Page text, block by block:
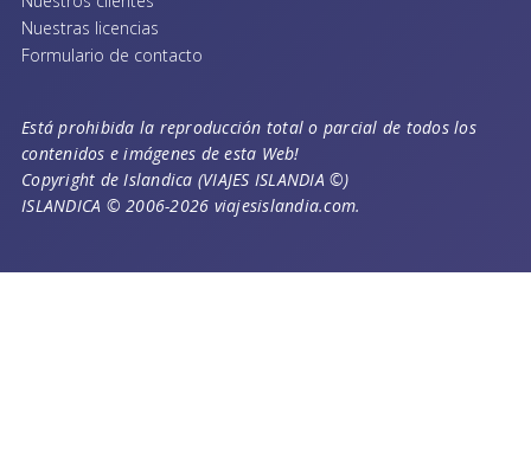
Nuestras licencias
Formulario de contacto
Está prohibida la reproducción total o parcial de todos los
contenidos e imágenes de esta Web!
Copyright de Islandica (VIAJES ISLANDIA ©)
ISLANDICA © 2006-2026 viajesislandia.com.